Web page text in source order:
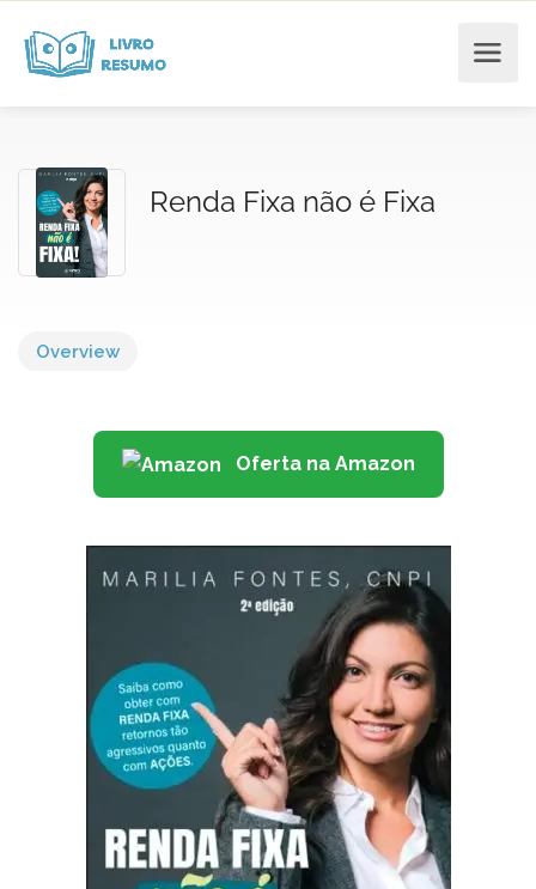
Renda Fixa não é Fixa
Overview
Oferta na Amazon